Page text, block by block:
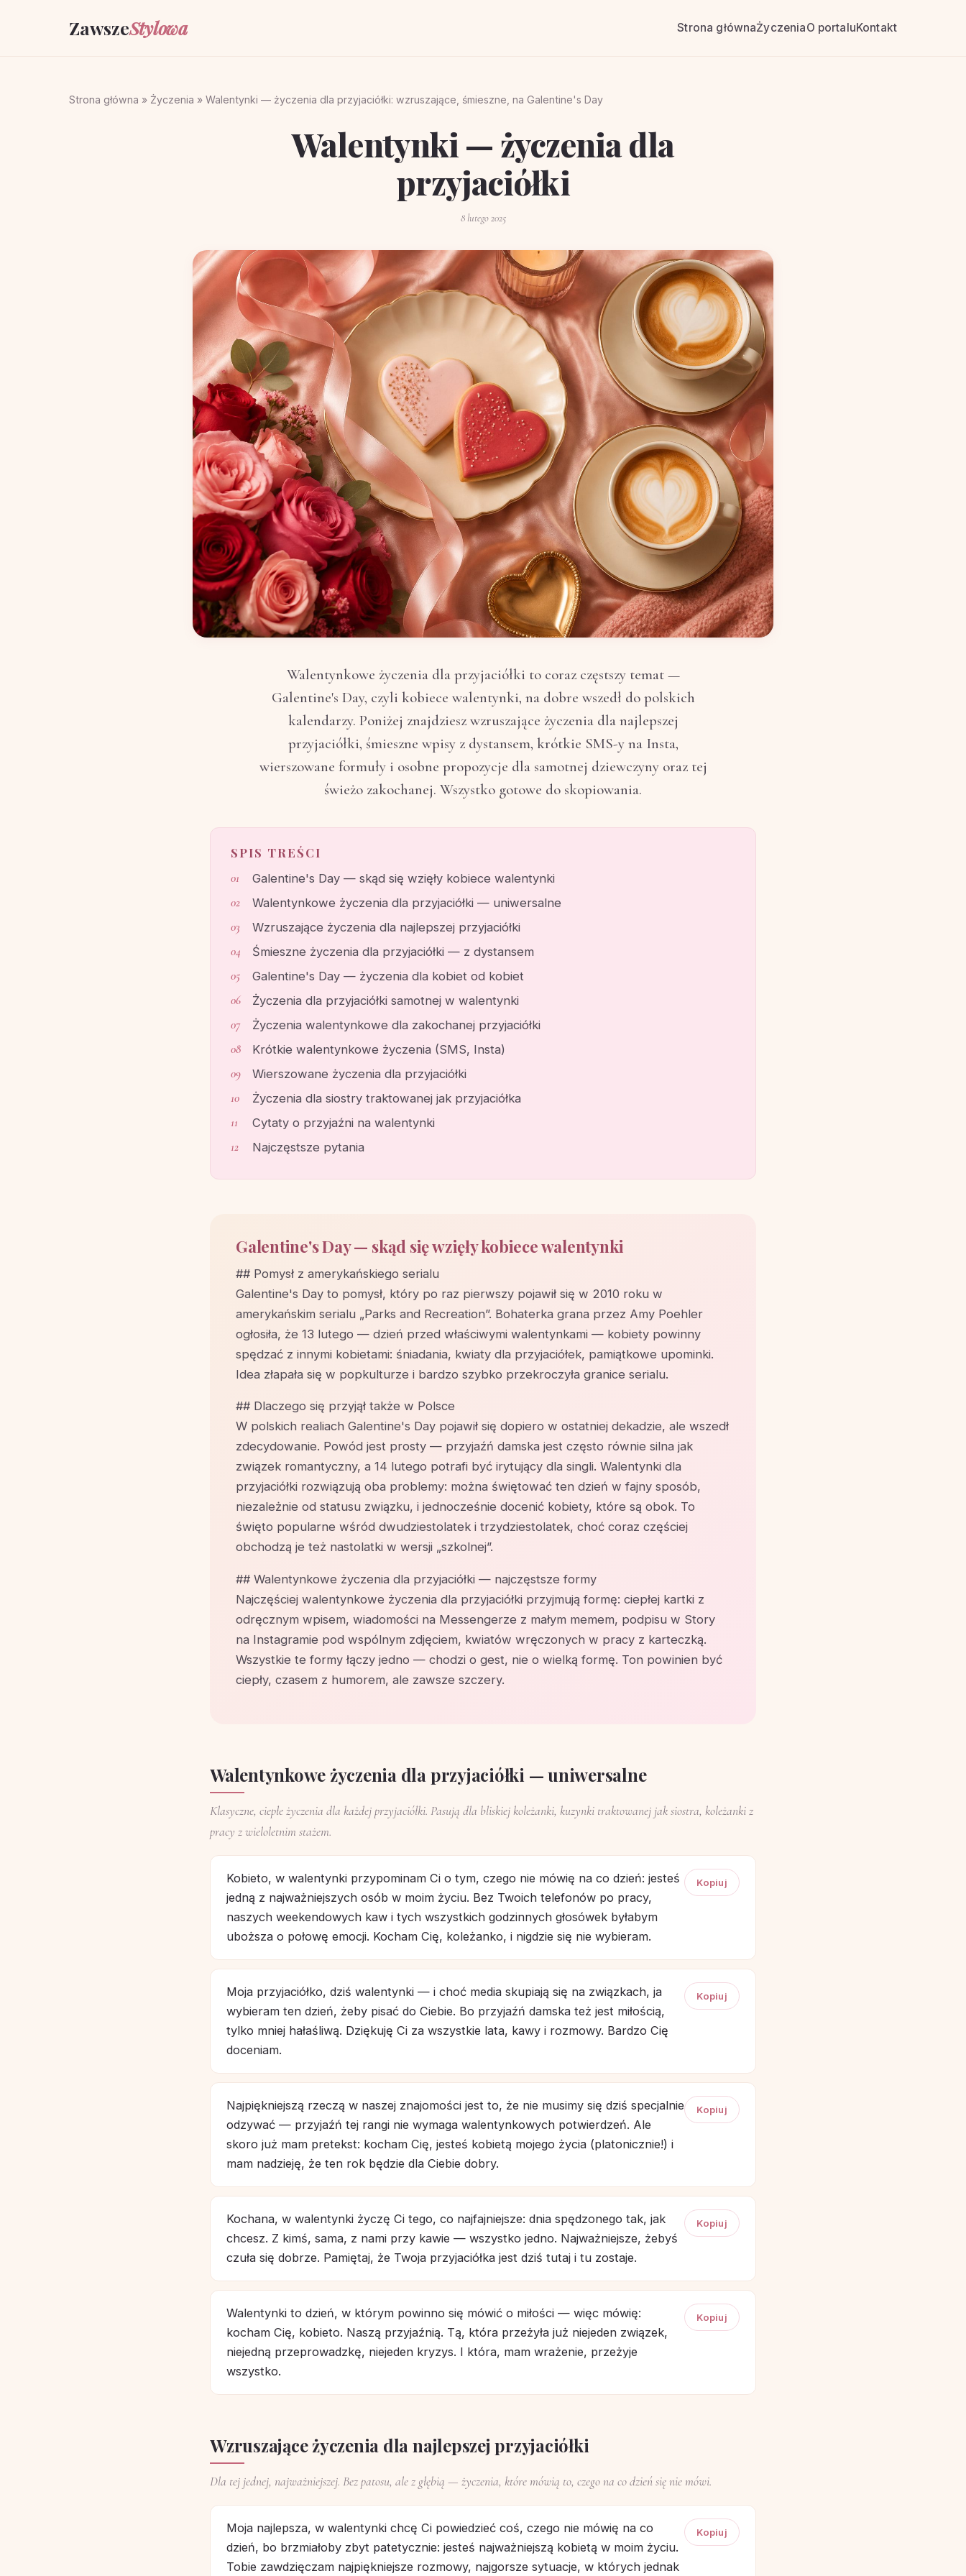
ZawszeStylowa Strona głównaŻyczeniaO portaluKontakt
Strona główna » Życzenia » Walentynki — życzenia dla przyjaciółki: wzruszające, śmieszne, na Galentine's Day
Walentynki — życzenia dla
przyjaciółki
8 lutego 2025
Walentynkowe życzenia dla przyjaciółki to coraz częstszy temat —
Galentine's Day, czyli kobiece walentynki, na dobre wszedł do polskich
kalendarzy. Poniżej znajdziesz wzruszające życzenia dla najlepszej
przyjaciółki, śmieszne wpisy z dystansem, krótkie SMS-y na Insta,
wierszowane formuły i osobne propozycje dla samotnej dziewczyny oraz tej
świeżo zakochanej. Wszystko gotowe do skopiowania.
SPIS TREŚCI
Galentine's Day — skąd się wzięły kobiece walentynki
Walentynkowe życzenia dla przyjaciółki — uniwersalne
Wzruszające życzenia dla najlepszej przyjaciółki
Śmieszne życzenia dla przyjaciółki — z dystansem
Galentine's Day — życzenia dla kobiet od kobiet
Życzenia dla przyjaciółki samotnej w walentynki
Życzenia walentynkowe dla zakochanej przyjaciółki
Krótkie walentynkowe życzenia (SMS, Insta)
Wierszowane życzenia dla przyjaciółki
Życzenia dla siostry traktowanej jak przyjaciółka
Cytaty o przyjaźni na walentynki
Najczęstsze pytania
Galentine's Day — skąd się wzięły kobiece walentynki
## Pomysł z amerykańskiego serialu
Galentine's Day to pomysł, który po raz pierwszy pojawił się w 2010 roku w
amerykańskim serialu „Parks and Recreation”. Bohaterka grana przez Amy Poehler
ogłosiła, że 13 lutego — dzień przed właściwymi walentynkami — kobiety powinny
spędzać z innymi kobietami: śniadania, kwiaty dla przyjaciółek, pamiątkowe upominki.
Idea złapała się w popkulturze i bardzo szybko przekroczyła granice serialu.
## Dlaczego się przyjął także w Polsce
W polskich realiach Galentine's Day pojawił się dopiero w ostatniej dekadzie, ale wszedł
zdecydowanie. Powód jest prosty — przyjaźń damska jest często równie silna jak
związek romantyczny, a 14 lutego potrafi być irytujący dla singli. Walentynki dla
przyjaciółki rozwiązują oba problemy: można świętować ten dzień w fajny sposób,
niezależnie od statusu związku, i jednocześnie docenić kobiety, które są obok. To
święto popularne wśród dwudziestolatek i trzydziestolatek, choć coraz częściej
obchodzą je też nastolatki w wersji „szkolnej”.
## Walentynkowe życzenia dla przyjaciółki — najczęstsze formy
Najczęściej walentynkowe życzenia dla przyjaciółki przyjmują formę: ciepłej kartki z
odręcznym wpisem, wiadomości na Messengerze z małym memem, podpisu w Story
na Instagramie pod wspólnym zdjęciem, kwiatów wręczonych w pracy z karteczką.
Wszystkie te formy łączy jedno — chodzi o gest, nie o wielką formę. Ton powinien być
ciepły, czasem z humorem, ale zawsze szczery.
Walentynkowe życzenia dla przyjaciółki — uniwersalne
Klasyczne, ciepłe życzenia dla każdej przyjaciółki. Pasują dla bliskiej koleżanki, kuzynki traktowanej jak siostra, koleżanki z
pracy z wieloletnim stażem.
Kobieto, w walentynki przypominam Ci o tym, czego nie mówię na co dzień: jesteś
jedną z najważniejszych osób w moim życiu. Bez Twoich telefonów po pracy,
naszych weekendowych kaw i tych wszystkich godzinnych głosówek byłabym
uboższa o połowę emocji. Kocham Cię, koleżanko, i nigdzie się nie wybieram.
Kopiuj
Moja przyjaciółko, dziś walentynki — i choć media skupiają się na związkach, ja
wybieram ten dzień, żeby pisać do Ciebie. Bo przyjaźń damska też jest miłością,
tylko mniej hałaśliwą. Dziękuję Ci za wszystkie lata, kawy i rozmowy. Bardzo Cię
doceniam.
Kopiuj
Najpiękniejszą rzeczą w naszej znajomości jest to, że nie musimy się dziś specjalnie
odzywać — przyjaźń tej rangi nie wymaga walentynkowych potwierdzeń. Ale
skoro już mam pretekst: kocham Cię, jesteś kobietą mojego życia (platonicznie!) i
mam nadzieję, że ten rok będzie dla Ciebie dobry.
Kopiuj
Kochana, w walentynki życzę Ci tego, co najfajniejsze: dnia spędzonego tak, jak
chcesz. Z kimś, sama, z nami przy kawie — wszystko jedno. Najważniejsze, żebyś
czuła się dobrze. Pamiętaj, że Twoja przyjaciółka jest dziś tutaj i tu zostaje.
Kopiuj
Walentynki to dzień, w którym powinno się mówić o miłości — więc mówię:
kocham Cię, kobieto. Naszą przyjaźnią. Tą, która przeżyła już niejeden związek,
niejedną przeprowadzkę, niejeden kryzys. I która, mam wrażenie, przeżyje
wszystko.
Kopiuj
Wzruszające życzenia dla najlepszej przyjaciółki
Dla tej jednej, najważniejszej. Bez patosu, ale z głębią — życzenia, które mówią to, czego na co dzień się nie mówi.
Moja najlepsza, w walentynki chcę Ci powiedzieć coś, czego nie mówię na co
dzień, bo brzmiałoby zbyt patetycznie: jesteś najważniejszą kobietą w moim życiu.
Tobie zawdzięczam najpiękniejsze rozmowy, najgorsze sytuacje, w których jednak
Kopiuj